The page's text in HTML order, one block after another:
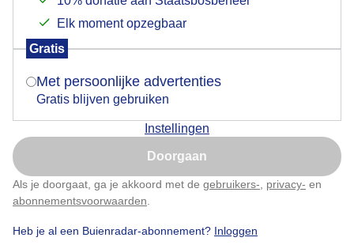
Elk moment opzegbaar
Gratis
Met persoonlijke advertenties
Gratis blijven gebruiken
Instellingen
Doorgaan
Als je doorgaat, ga je akkoord met de gebruikers- privacy- en
abonnementsvoorwaarden
Heb je al een Buienradar-abonnement? Inloggen
Door: Henri Gemaakt: 30-04-2026, 180x bekeken
Is goed, toon de popup
Nu niet, misschien later
Klik hierom dit aan te passen